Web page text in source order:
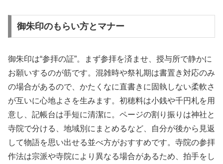
御朱印のもらい方とマナー
御朱印は“参拝の証”。まず参拝を済ませ、授与所で静かに
お願いするのが筋です。混雑時や祭礼期は書置き対応のみ
の場合があるので、かたくなに直書きに固執しない柔軟さ
が互いに心地よさを生みます。初穂料は小銭や千円札を用
意し、記帳台は手短に清潔に。ページの割り振りは神社と
寺院で分ける、地域別にまとめるなど、自分が後から見返
して物語を思い出せる並べ方がおすすめです。寺院の参拝
作法は宗派や寺院により異なる場合があるため、拍手をし